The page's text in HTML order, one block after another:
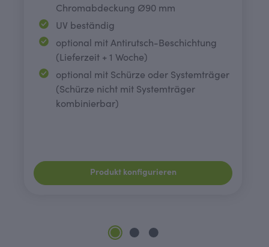
Chromabdeckung Ø90 mm
UV beständig
optional mit Antirutsch-Beschichtung
(Lieferzeit + 1 Woche)
optional mit Schürze oder Systemträger
(Schürze nicht mit Systemträger
kombinierbar)
Produkt konfigurieren